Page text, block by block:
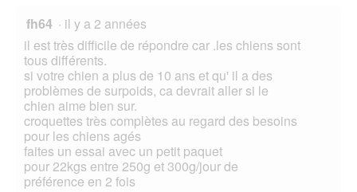
fh64 · il y a 2 années
il est très difficile de répondre car .les chiens sont
tous différents.
si votre chien a plus de 10 ans et qu' il a des
problèmes de surpoids, ca devrait aller si le
chien aime bien sur.
croquettes très complètes au regard des besoins
pour les chiens agés
faites un essai avec un petit paquet
pour 22kgs entre 250g et 300g/jour de
préférence en 2 fois